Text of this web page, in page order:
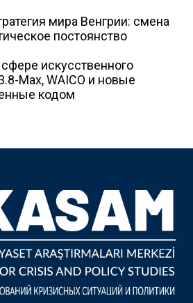
мира Венгрии: смена
постоянство
искусственного
Max, WAICO и новые
кодом